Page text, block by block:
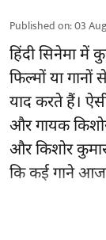
Published on:03
हिंदी सिनेमा में
फिल्मों या
याद करते हैं।
और गायक
और किशोर
कि कई गाने आज